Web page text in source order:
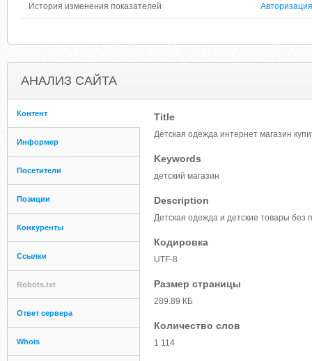
История изменения показателей Авторизация
АНАЛИЗ САЙТА
Контент
Информер
Посетители
Позиции
Конкуренты
Ссылки
Robots.txt
Ответ сервера
Whois
Title
Детская одежда интернет магазин
Keywords
детский магазин
Description
Детская одежда и детские товары
Кодировка
UTF-8
Размер страницы
289.89 КБ
Количество слов
1 114